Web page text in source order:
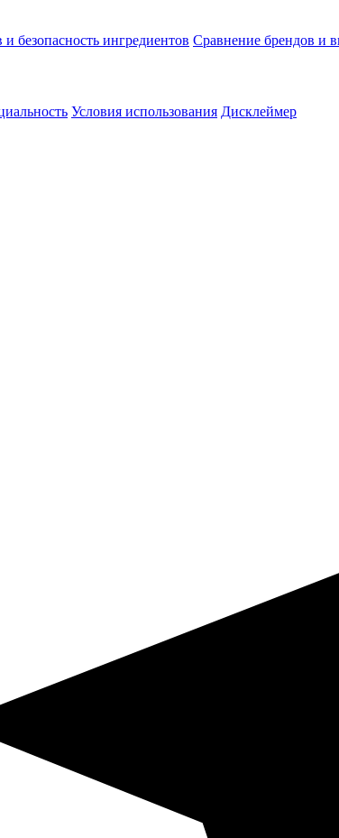
и безопасность ингредиентов Сравнение брендов и
Условия использования Дисклеймер